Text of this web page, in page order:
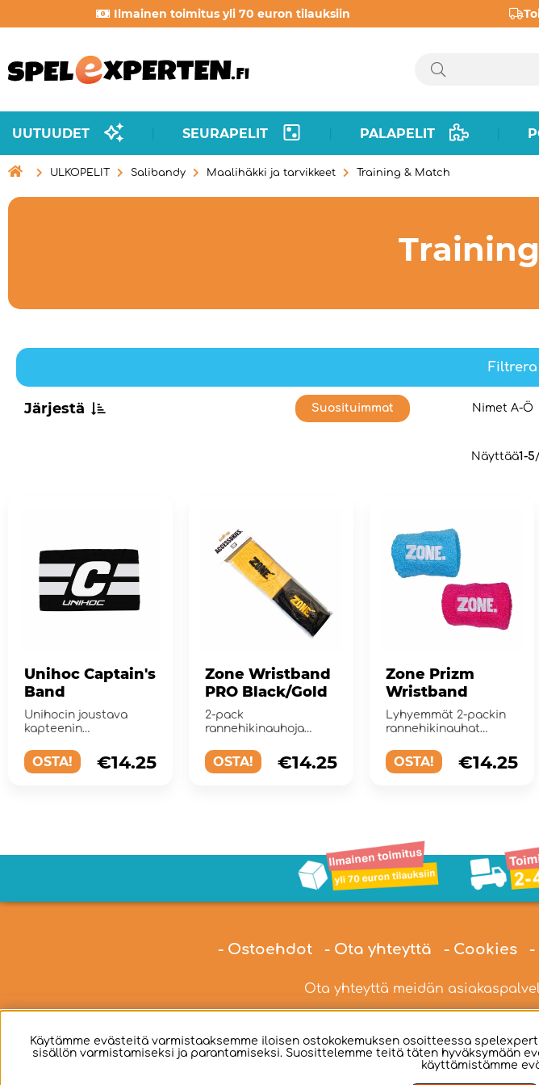
Ilmainen toimitus yli 70 euron tilauksiin
UUTUUDET SEURAPELIT PALAPELIT
 ULKOPELIT Salibandy Maalihäkki ja tarvikkeet Training & Match
Järjestä Suosituimmat Nimet A-Ö
Näyttää1-5/
Unihoc Captain's
Band
Unihocin joustava
kapteenin
itsestään selvä
valinta...
OSTA! €14.25
Zone Wristband
PRO Black/Gold
2-pack
rannehikinauhoja
retrohenkisessä
mallissa
OSTA! €14.25
Zone Prizm
Wristband
Lyhyemmät 2-packin
rannehikinauhat
retrovaikutteisessa
mallissa uude...
OSTA! €14.25
- Ostoehdot - Ota yhteyttä - Cookies -
Ota yhteyttä meidän
Käytämme evästeitä varmistaaksemme iloisen ostokokemuksen osoitteessa
sisällön varmistamiseksi ja parantamiseksi. Suosittelemme teitä täten hyväksymään
käyttämistämme